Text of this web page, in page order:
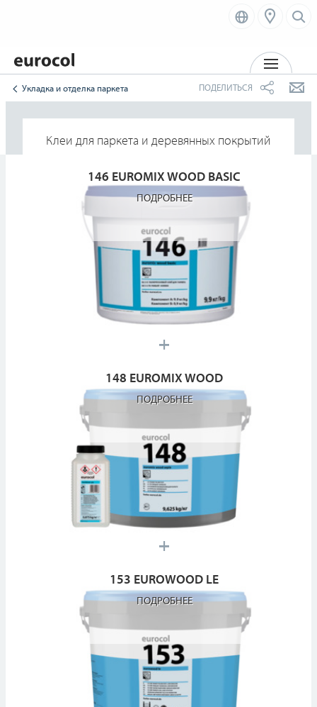
Укладка и отделка паркета ПОДЕЛИТЬСЯ
Клеи для паркета и деревянных покрытий
146 EUROMIX WOOD BASIC
ПОДРОБНЕЕ
148 EUROMIX WOOD
ПОДРОБНЕЕ
153 EUROWOOD LE
ПОДРОБНЕЕ